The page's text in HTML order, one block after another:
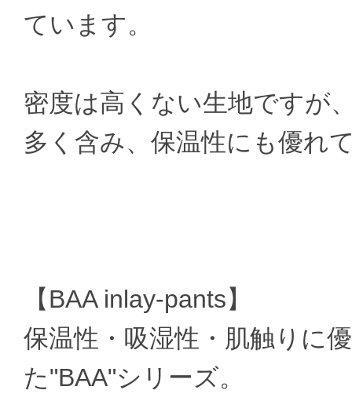
ています。
密度は高くない生地ですが
多く含み、保温性にも優れ
【BAA inlay-pants】
保温性・吸湿性・肌触りに
た"BAA"シリーズ。